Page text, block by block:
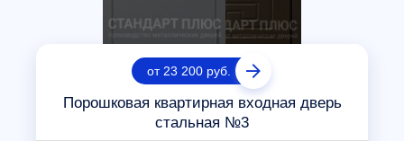
от 23 200 руб.
Порошковая квартирная входная дверь
стальная №3